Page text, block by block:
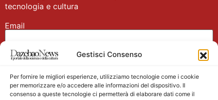
Gestisci Consenso
Per fornire le migliori esperienze, utilizziamo tecnologie come i cookie
per memorizzare e/o accedere alle informazioni del dispositivo. Il
consenso a queste tecnologie ci permetterà di elaborare dati come il
tecnologia e cultura
Email
Nome